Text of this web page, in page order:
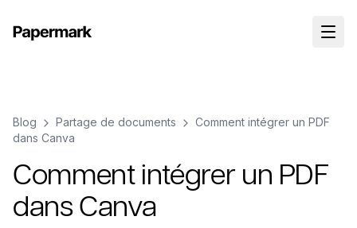
Blog Partage de documents
Comment intégrer un PDF
dans Canva
Comment intégrer un PDF
dans Canva